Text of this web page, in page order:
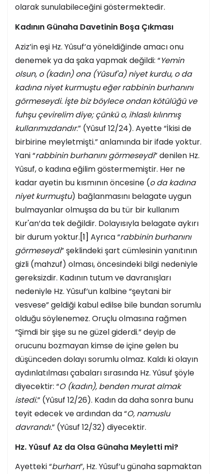
olarak sunulabileceğini göstermektedir.
Kadının Günaha Davetinin Boşa Çıkması
Aziz’in eşi Hz. Yûsuf’a yöneldiğinde amacı onu
denemek ya da şaka yapmak değildi: “Yemin
olsun, o (kadın) ona (Yûsuf'a) niyet kurdu, o da
kadına niyet kurmuştu eğer rabbinin burhanını
görmeseydi. İşte biz böylece ondan kötülüğü ve
fuhşu çevirelim diye; çünkü o, ihlaslı kılınmış
kullarımızdandır.” (Yûsuf 12/24). Ayette “İkisi de
birbirine meyletmişti.” anlamında bir ifade yoktur.
Yani “rabbinin burhanını görmeseydi” denilen Hz.
Yûsuf, o kadına eğilim göstermemiştir. Her ne
kadar ayetin bu kısmının öncesine (o da kadına
niyet kurmuştu) bağlanmasını belagate uygun
bulmayanlar olmuşsa da bu tür bir kullanım
Kur'an’da tek değildir. Dolayısıyla belagate aykırı
bir durum yoktur.[1] Ayrıca “rabbinin burhanını
görmeseydi” şeklindeki şart cümlesinin yanıtının
gizli (mahzuf) olması, öncesindeki bilgi nedeniyle
gereksizdir. Kadının tutum ve davranışları
nedeniyle Hz. Yûsuf’un kalbine “şeytani bir
vesvese” geldiği kabul edilse bile bundan sorumlu
olduğu söylenemez. Oruçlu olmasına rağmen
“Şimdi bir şişe su ne güzel giderdi.” deyip de
orucunu bozmayan kimse de içine gelen bu
düşünceden dolayı sorumlu olmaz. Kaldı ki olayın
aydınlatılması çabaları sırasında Hz. Yûsuf şöyle
diyecektir: “O (kadın), benden murat almak
istedi.” (Yûsuf 12/26). Kadın da daha sonra bunu
teyit edecek ve ardından da “O, namuslu
davrandı.” (Yûsuf 12/32) diyecektir.
Hz. Yûsuf Az da Olsa Günaha Meyletti mi?
Ayetteki “burhan”, Hz. Yûsuf’u günaha sapmaktan